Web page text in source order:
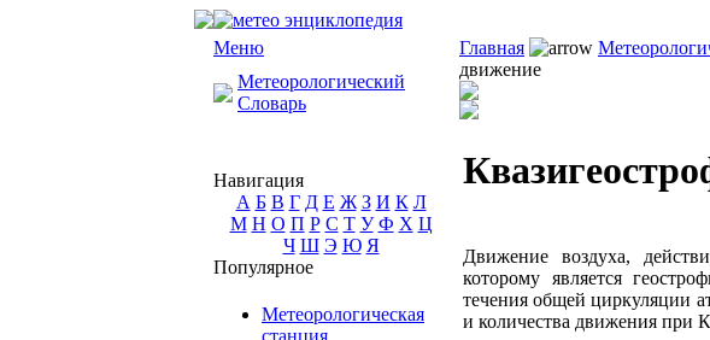
Меню
Метеорологический
Словарь
Навигация
А Б В Г Д Е Ж З И К Л
М Н О П Р С Т У Ф Х Ц
Ч Ш Э Ю Я
Популярное
Метеорологическая
станция
Главная
движение
Движение воздуха,
которому является
течения общей циркуляции
и количества движения при